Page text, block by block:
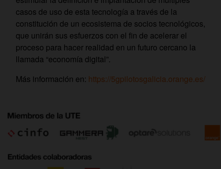
casos de uso de esta tecnología a través de la
constitución de un ecosistema de socios tecnológicos,
que unirán sus esfuerzos con el fin de acelerar el
proceso para hacer realidad en un futuro cercano la
llamada “economía digital”.
Más información en: https://5gpilotosgalicia.orange.es/